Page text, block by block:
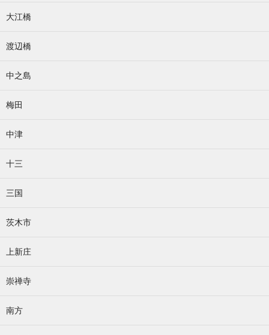
大江橋
渡辺橋
中之島
梅田
中津
十三
三国
茨木市
上新庄
崇禅寺
南方